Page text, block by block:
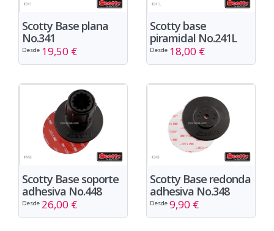
Scotty Base plana
No.341
Desde 19,50 €
Scotty base
piramidal No.241L
Desde 18,00 €
Scotty Base soporte
adhesiva No.448
Desde 26,00 €
Scotty Base redonda
adhesiva No.348
Desde 9,90 €